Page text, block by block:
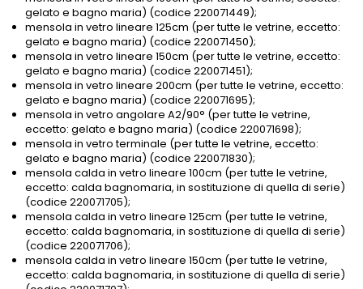
gelato e bagno maria) (codice 220071449);
mensola in vetro lineare 125cm (per tutte le vetrine, eccetto:
gelato e bagno maria) (codice 220071450);
mensola in vetro lineare 150cm (per tutte le vetrine, eccetto:
gelato e bagno maria) (codice 220071451);
mensola in vetro lineare 200cm (per tutte le vetrine, eccetto:
gelato e bagno maria) (codice 220071695);
mensola in vetro angolare A2/90° (per tutte le vetrine,
eccetto: gelato e bagno maria) (codice 220071698);
mensola in vetro terminale (per tutte le vetrine, eccetto:
gelato e bagno maria) (codice 220071830);
mensola calda in vetro lineare 100cm (per tutte le vetrine,
eccetto: calda bagnomaria, in sostituzione di quella di serie)
(codice 220071705);
mensola calda in vetro lineare 125cm (per tutte le vetrine,
eccetto: calda bagnomaria, in sostituzione di quella di serie)
(codice 220071706);
mensola calda in vetro lineare 150cm (per tutte le vetrine,
eccetto: calda bagnomaria, in sostituzione di quella di serie)